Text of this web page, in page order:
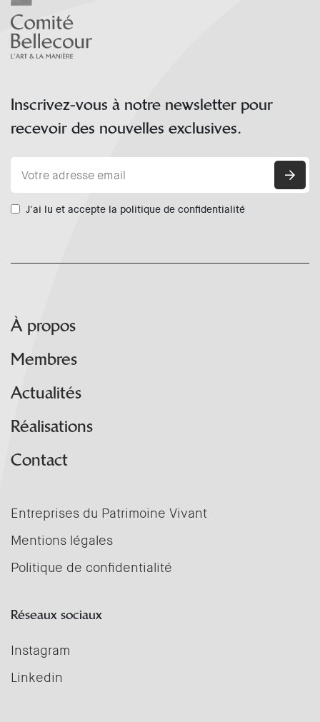
Inscrivez-vous à notre newsletter pour
recevoir des nouvelles exclusives.
J'ai lu et accepte la politique de confidentialité
À propos
Membres
Actualités
Réalisations
Contact
Entreprises du Patrimoine Vivant
Mentions légales
Politique de confidentialité
Réseaux sociaux
Instagram
Linkedin